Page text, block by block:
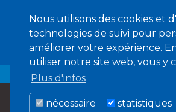
Nous utilisons des cookies et
technologies de suivi pour
améliorer votre expérience.
utiliser notre site web, vous y
Plus d'infos
nécessaire statistiques
Je m'abonne !
MENTIONS LÉGALES CRÉDITS COOKIES